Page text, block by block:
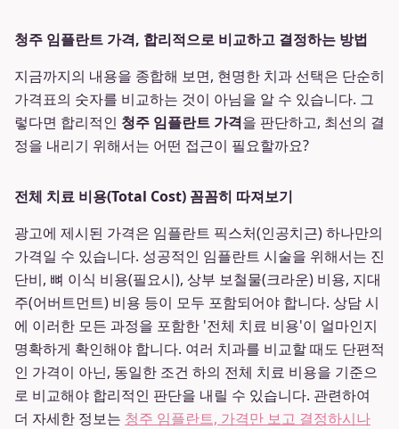
청주 임플란트 가격, 합리적으로 비교하고 결정하는 방법
지금까지의 내용을 종합해 보면, 현명한 치과 선택은 단순히
가격표의 숫자를 비교하는 것이 아님을 알 수 있습니다. 그
렇다면 합리적인 청주 임플란트 가격을 판단하고, 최선의 결
정을 내리기 위해서는 어떤 접근이 필요할까요?
전체 치료 비용(Total Cost) 꼼꼼히 따져보기
광고에 제시된 가격은 임플란트 픽스처(인공치근) 하나만의
가격일 수 있습니다. 성공적인 임플란트 시술을 위해서는 진
단비, 뼈 이식 비용(필요시), 상부 보철물(크라운) 비용, 지대
주(어버트먼트) 비용 등이 모두 포함되어야 합니다. 상담 시
에 이러한 모든 과정을 포함한 '전체 치료 비용'이 얼마인지
명확하게 확인해야 합니다. 여러 치과를 비교할 때도 단편적
인 가격이 아닌, 동일한 조건 하의 전체 치료 비용을 기준으
로 비교해야 합리적인 판단을 내릴 수 있습니다. 관련하여
더 자세한 정보는 청주 임플란트, 가격만 보고 결정하시나